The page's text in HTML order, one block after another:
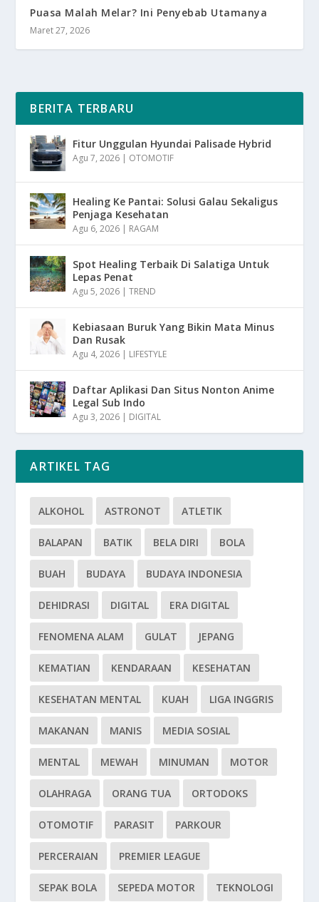
Puasa Malah Melar? Ini Penyebab Utamanya
Maret 27, 2026
BERITA TERBARU
Fitur Unggulan Hyundai Palisade Hybrid
Agu 7, 2026 | OTOMOTIF
Healing Ke Pantai: Solusi Galau Sekaligus
Penjaga Kesehatan
Agu 6, 2026 | RAGAM
Spot Healing Terbaik Di Salatiga Untuk
Lepas Penat
Agu 5, 2026 |TREND
Kebiasaan Buruk Yang Bikin Mata Minus
Dan Rusak
Agu 4, 2026 | LIFESTYLE
Daftar Aplikasi Dan Situs Nonton Anime
Legal Sub Indo
Agu 3, 2026 | DIGITAL
ARTIKEL TAG
ALKOHOL ASTRONOT ATLETIK
BALAPAN BATIK BELA DIRI BOLA
BUAH BUDAYA BUDAYA INDONESIA
DEHIDRASI DIGITAL ERA DIGITAL
FENOMENA ALAM GULAT JEPANG
KEMATIAN KENDARAAN KESEHATAN
KESEHATAN MENTAL KUAH LIGA INGGRIS
MAKANAN MANIS MEDIA SOSIAL
MENTAL MEWAH MINUMAN MOTOR
OLAHRAGA ORANG TUA ORTODOKS
OTOMOTIF PARASIT PARKOUR
PERCERAIAN PREMIER LEAGUE
SEPAK BOLA SEPEDA MOTOR TEKNOLOGI